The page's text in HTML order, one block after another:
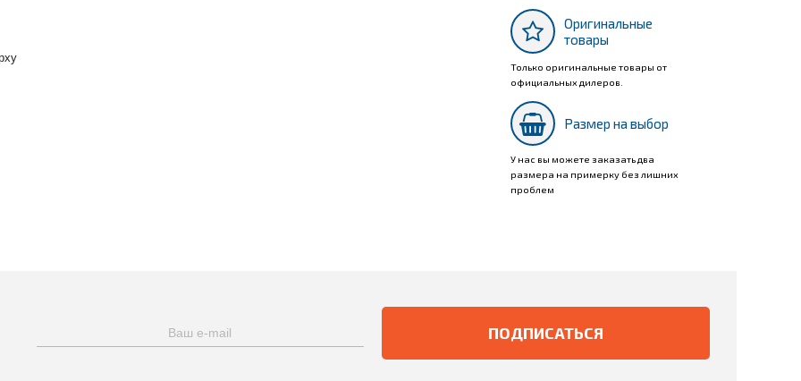
Оригинальные
товары
Только оригинальные товары от
официальных дилеров.
Размер на выбор
У нас вы можете заказать два
размера на примерку без лишних
проблем